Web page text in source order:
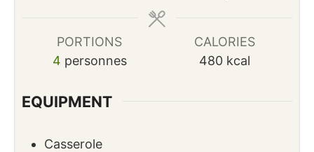
PORTIONS
4 personnes
CALORIES
480 kcal
EQUIPMENT
Casserole